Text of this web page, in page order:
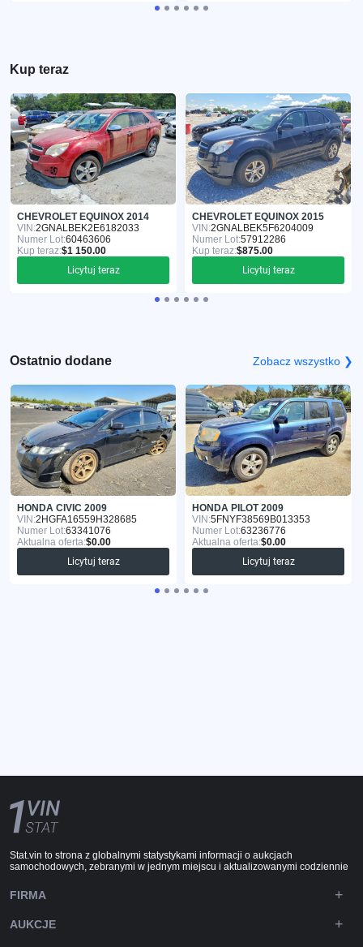
Kup teraz
CHEVROLET EQUINOX 2014
VIN:2GNALBEK2E6182033
Numer Lot:60463606
Kup teraz:$1 150.00
Licytuj teraz
CHEVROLET EQUINOX 2015
VIN:2GNALBEK5F6204009
Numer Lot:57912286
Kup teraz:$875.00
Licytuj teraz
Ostatnio dodane Zobacz wszystko ❯
HONDA CIVIC 2009
VIN:2HGFA16559H328685
Numer Lot:63341076
Aktualna oferta:$0.00
Licytuj teraz
HONDA PILOT 2009
VIN:5FNYF38569B013353
Numer Lot:63236776
Aktualna oferta:$0.00
Licytuj teraz
Stat.vin to strona z globalnymi statystykami informacji o aukcjach
samochodowych, zebranymi w jednym miejscu i aktualizowanymi codziennie
FIRMA
AUKCJE